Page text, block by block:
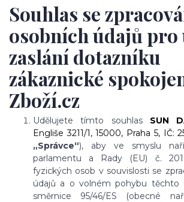
Souhlas se
osobních údajů pro
zaslání dotazníku
zákaznické
Zboží.cz
Udělujete tímto souhlas SUN
Engliše 3211/1, 15000, Praha 5, IČ:
„Správce“), aby ve smyslu
parlamentu a Rady (EU) č.
fyzických osob v souvislosti se
údajů a o volném pohybu těchto
směrnice 95/46/ES (obecné